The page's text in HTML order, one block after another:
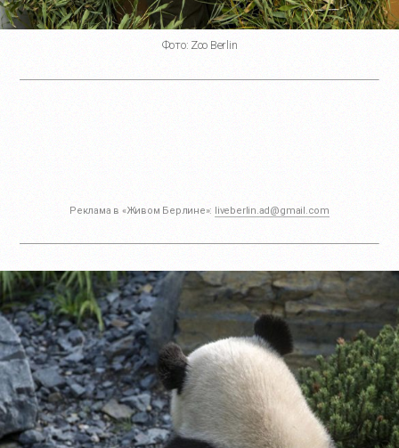
Фото: Zoo Berlin
Реклама в «Живом Берлине»: liveberlin.ad@gmail.com